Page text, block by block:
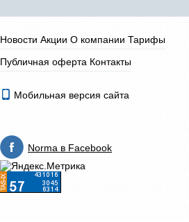
Новости Акции О компании Тарифы
Публичная оферта Контакты
Мобильная версия сайта
Norma в Facebook